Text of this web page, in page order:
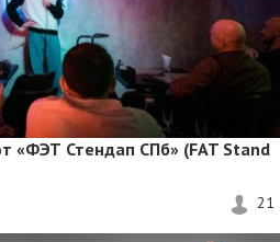
«ФЭТ Стендап СПб» (FAT Stand
21